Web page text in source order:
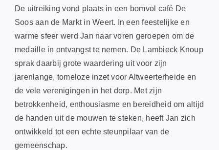
De uitreiking vond plaats in een bomvol café De
Soos aan de Markt in Weert. In een feestelijke en
warme sfeer werd Jan naar voren geroepen om de
medaille in ontvangst te nemen. De Lambieck Knoup
sprak daarbij grote waardering uit voor zijn
jarenlange, tomeloze inzet voor Altweerterheide en
de vele verenigingen in het dorp. Met zijn
betrokkenheid, enthousiasme en bereidheid om altijd
de handen uit de mouwen te steken, heeft Jan zich
ontwikkeld tot een echte steunpilaar van de
gemeenschap.